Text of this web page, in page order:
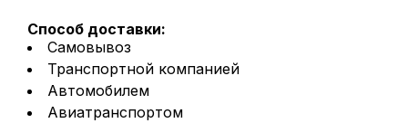
Способ доставки:
Самовывоз
Транспортной компанией
Автомобилем
Авиатранспортом